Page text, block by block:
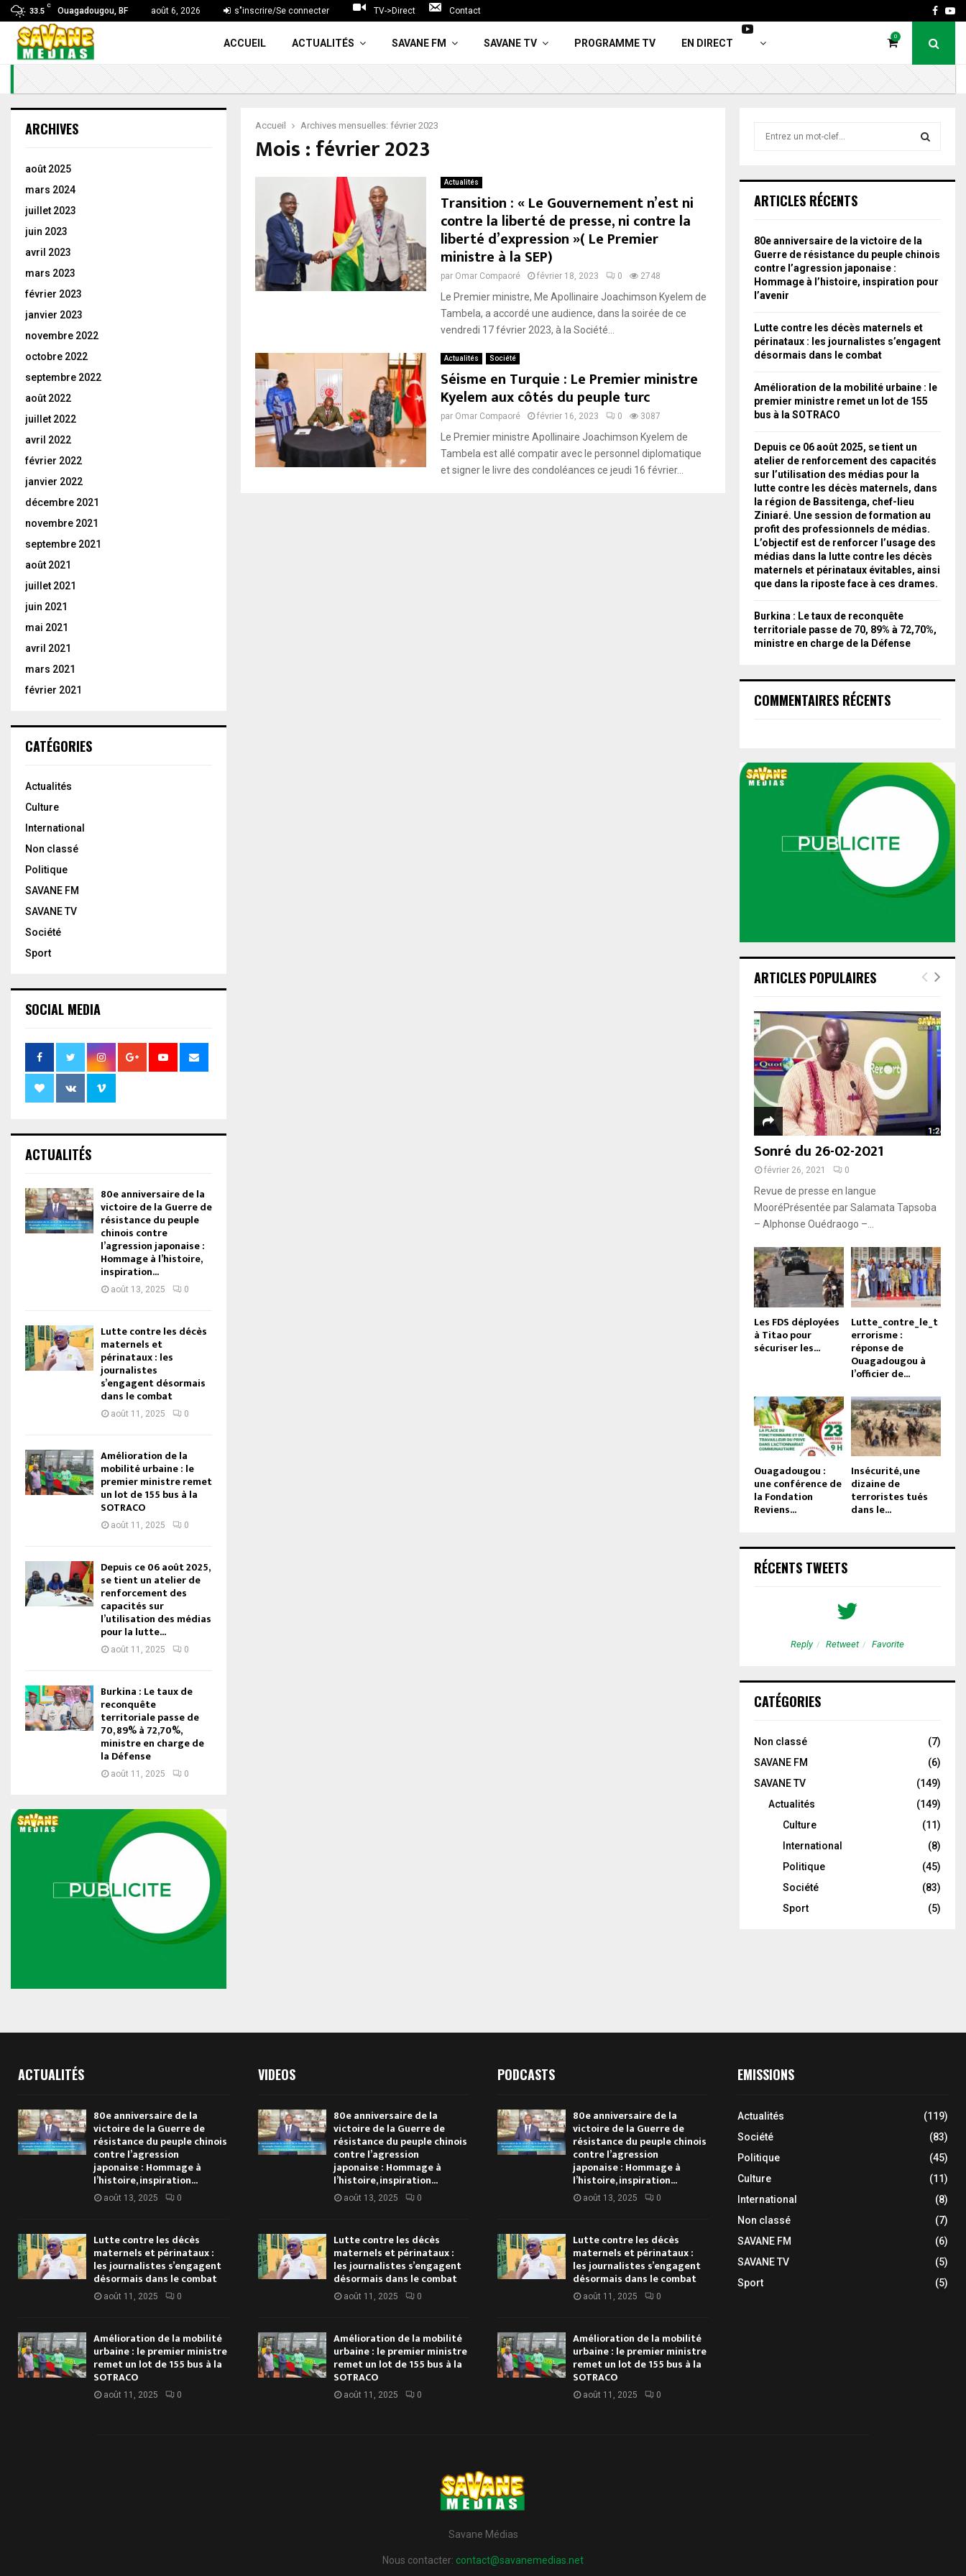
33.5
C
Ouagadougou, BF août 6, 2026 s"inscrire/Se connecter TV->Direct Contact
ACCUEIL ACTUALITÉS SAVANE FM SAVANE TV PROGRAMME TV EN DIRECT
0
Accueil Archives mensuelles: février 2023
Mois : février 2023
Actualités
Transition : « Le Gouvernement n’est ni
contre la liberté de presse, ni contre la
liberté d’expression »( Le Premier
ministre à la SEP)
par Omar Compaoré février 18, 2023 0 2748
Le Premier ministre, Me Apollinaire Joachimson Kyelem de
Tambela, a accordé une audience, dans la soirée de ce
vendredi 17 février 2023, à la Société...
Actualités Société
Séisme en Turquie : Le Premier ministre
Kyelem aux côtés du peuple turc
par Omar Compaoré février 16, 2023 0 3087
Le Premier ministre Apollinaire Joachimson Kyelem de
Tambela est allé compatir avec le personnel diplomatique
et signer le livre des condoléances ce jeudi 16 février...
ARCHIVES
août 2025
mars 2024
juillet 2023
juin 2023
avril 2023
mars 2023
février 2023
janvier 2023
novembre 2022
octobre 2022
septembre 2022
août 2022
juillet 2022
avril 2022
février 2022
janvier 2022
décembre 2021
novembre 2021
septembre 2021
août 2021
juillet 2021
juin 2021
mai 2021
avril 2021
mars 2021
février 2021
CATÉGORIES
Actualités
Culture
International
Non classé
Politique
SAVANE FM
SAVANE TV
Société
Sport
SOCIAL MEDIA
ACTUALITÉS
80e anniversaire de la
victoire de la Guerre de
résistance du peuple
chinois contre
l’agression japonaise :
Hommage à l’histoire,
inspiration...
août 13, 2025 0
Lutte contre les décès
maternels et
périnataux : les
journalistes
s’engagent désormais
dans le combat
août 11, 2025 0
Amélioration de la
mobilité urbaine : le
premier ministre remet
un lot de 155 bus à la
SOTRACO
août 11, 2025 0
Depuis ce 06 août 2025,
se tient un atelier de
renforcement des
capacités sur
l’utilisation des médias
pour la lutte...
août 11, 2025 0
Burkina : Le taux de
reconquête
territoriale passe de
70, 89% à 72,70%,
ministre en charge de
la Défense
août 11, 2025 0
h
o
r
:
R
C
ARTICLES RÉCENTS
80e anniversaire de la victoire de la
Guerre de résistance du peuple chinois
contre l’agression japonaise :
Hommage à l’histoire, inspiration pour
l’avenir
Lutte contre les décès maternels et
périnataux : les journalistes s’engagent
désormais dans le combat
Amélioration de la mobilité urbaine : le
premier ministre remet un lot de 155
bus à la SOTRACO
Depuis ce 06 août 2025, se tient un
atelier de renforcement des capacités
sur l’utilisation des médias pour la
lutte contre les décès maternels, dans
la région de Bassitenga, chef-lieu
Ziniaré. Une session de formation au
profit des professionnels de médias.
L’objectif est de renforcer l’usage des
médias dans la lutte contre les décès
maternels et périnataux évitables, ainsi
que dans la riposte face à ces drames.
Burkina : Le taux de reconquête
territoriale passe de 70, 89% à 72,70%,
ministre en charge de la Défense
COMMENTAIRES RÉCENTS
ARTICLES POPULAIRES
Sonré du 26-02-2021
février 26, 2021 0
Revue de presse en langue
MooréPrésentée par Salamata Tapsoba
– Alphonse Ouédraogo –...
Les FDS déployées
à Titao pour
sécuriser les...
Lutte_contre_le_t
errorisme :
réponse de
Ouagadougou à
l’officier de...
Ouagadougou :
une conférence de
la Fondation
Reviens...
Insécurité, une
dizaine de
terroristes tués
dans le...
RÉCENTS TWEETS
Reply Retweet Favorite
CATÉGORIES
Non classé
(7)
SAVANE FM
(6)
SAVANE TV
(149)
Actualités
(149)
Culture
(11)
International
(8)
Politique
(45)
Société
(83)
Sport
(5)
ACTUALITÉS
80e anniversaire de la
victoire de la Guerre de
résistance du peuple chinois
contre l’agression
japonaise : Hommage à
l’histoire, inspiration...
août 13, 2025 0
Lutte contre les décès
maternels et périnataux :
les journalistes s’engagent
désormais dans le combat
août 11, 2025 0
Amélioration de la mobilité
urbaine : le premier ministre
remet un lot de 155 bus à la
SOTRACO
août 11, 2025 0
VIDEOS
80e anniversaire de la
victoire de la Guerre de
résistance du peuple chinois
contre l’agression
japonaise : Hommage à
l’histoire, inspiration...
août 13, 2025 0
Lutte contre les décès
maternels et périnataux :
les journalistes s’engagent
désormais dans le combat
août 11, 2025 0
Amélioration de la mobilité
urbaine : le premier ministre
remet un lot de 155 bus à la
SOTRACO
août 11, 2025 0
PODCASTS
80e anniversaire de la
victoire de la Guerre de
résistance du peuple chinois
contre l’agression
japonaise : Hommage à
l’histoire, inspiration...
août 13, 2025 0
Lutte contre les décès
maternels et périnataux :
les journalistes s’engagent
désormais dans le combat
août 11, 2025 0
Amélioration de la mobilité
urbaine : le premier ministre
remet un lot de 155 bus à la
SOTRACO
août 11, 2025 0
EMISSIONS
Actualités
(119)
Société
(83)
Politique
(45)
Culture
(11)
International
(8)
Non classé
(7)
SAVANE FM
(6)
SAVANE TV
(5)
Sport
(5)
Savane Médias
Nous contacter: contact@savanemedias.net